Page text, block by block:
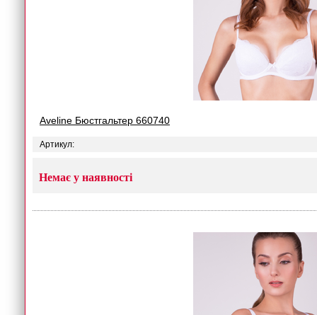
Aveline Бюстгальтер 660740
Артикул:
Немає у наявності